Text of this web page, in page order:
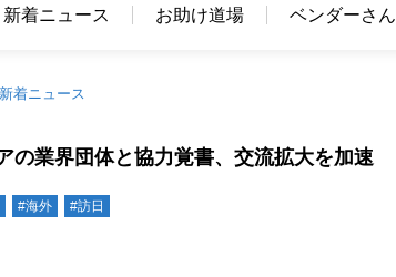
新着ニュース お助け道場 ベンダーさん
新着ニュース
の業界団体と協力覚書、交流拡大を加速
#海外 #訪日